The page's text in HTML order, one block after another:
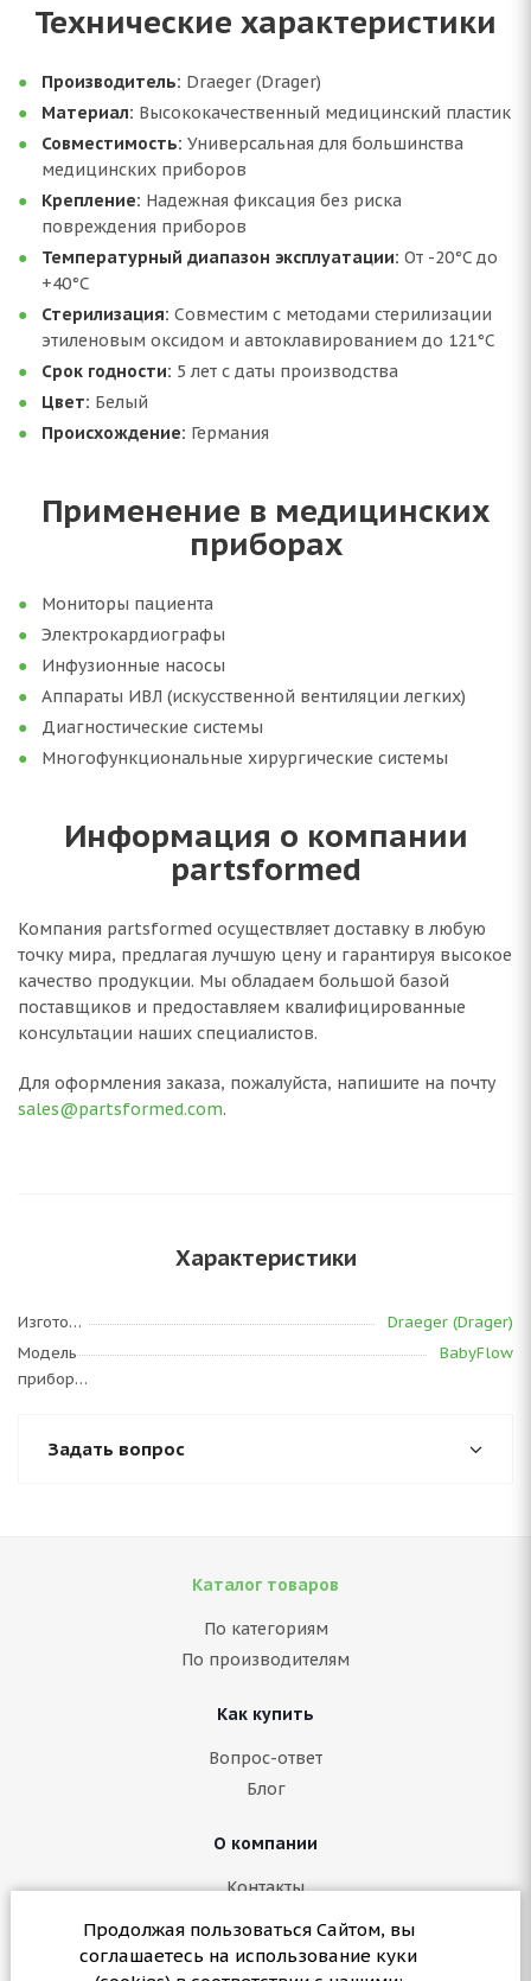
Продолжая пользоваться Сайтом, вы
соглашаетесь на использование куки
Технические характеристики
Производитель: Draeger (Drager)
Материал: Высококачественный медицинский пластик
Совместимость: Универсальная для большинства
медицинских приборов
Крепление: Надежная фиксация без риска
повреждения приборов
Температурный диапазон эксплуатации: От -20°C до
+40°C
Стерилизация: Совместим с методами стерилизации
этиленовым оксидом и автоклавированием до 121°C
Срок годности: 5 лет с даты производства
Цвет: Белый
Происхождение: Германия
Применение в медицинских
приборах
Мониторы пациента
Электрокардиографы
Инфузионные насосы
Аппараты ИВЛ (искусственной вентиляции легких)
Диагностические системы
Многофункциональные хирургические системы
Информация о компании
partsformed
Компания partsformed осуществляет доставку в любую
точку мира, предлагая лучшую цену и гарантируя высокое
качество продукции. Мы обладаем большой базой
поставщиков и предоставляем квалифицированные
консультации наших специалистов.
Для оформления заказа, пожалуйста, напишите на почту
sales@partsformed.com.
Характеристики
Изготовитель
Draeger (Drager)
Модель
прибора
BabyFlow
Задать вопрос
Каталог товаров
По категориям
По производителям
Как купить
Вопрос-ответ
Блог
О компании
Контакты
Политика конфиденциальности
Согласие на обработку персональных данных